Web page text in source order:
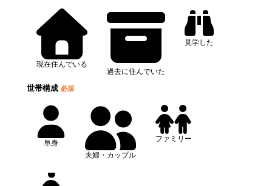
現在住んでいる
過去に住んでいた
見学した
世帯構成 必須
単身
夫婦・カップル
ファミリー